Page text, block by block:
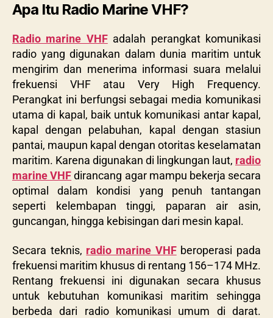
Apa Itu Radio Marine VHF?
Radio marine VHFadalah perangkat komunikasi
radio yang digunakan dalam dunia maritim untuk
mengirim dan menerima informasi suara melalui
frekuensi VHF atau Very High Frequency.
Perangkat ini berfungsi sebagai media komunikasi
utama di kapal, baik untuk komunikasi antar kapal,
kapal dengan pelabuhan, kapal dengan stasiun
pantai, maupun kapal dengan otoritas keselamatan
maritim. Karena digunakan di lingkungan laut, radio
marine VHFdirancang agar mampu bekerja secara
optimal dalam kondisi yang penuh tantangan
seperti kelembapan tinggi, paparan air asin,
guncangan, hingga kebisingan dari mesin kapal.
Secara teknis, radio marine VHFberoperasi pada
frekuensi maritim khusus di rentang 156–174 MHz.
Rentang frekuensi ini digunakan secara khusus
untuk kebutuhan komunikasi maritim sehingga
berbeda dari radio komunikasi umum di darat.